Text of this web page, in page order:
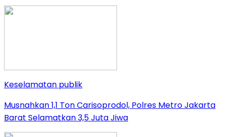
Keselamatan publik
Musnahkan 1,1 Ton Carisoprodol, Polres Metro Jakarta
Barat Selamatkan 3,5 Juta Jiwa